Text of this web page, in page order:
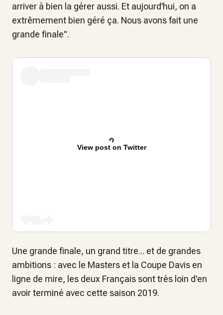
arriver à bien la gérer aussi. Et aujourd’hui, on a
extrêmement bien géré ça. Nous avons fait une
grande finale".
View post on Twitter
Une grande finale, un grand titre... et de grandes
ambitions : avec le Masters et la Coupe Davis en
ligne de mire, les deux Français sont très loin d'en
avoir terminé avec cette saison 2019.